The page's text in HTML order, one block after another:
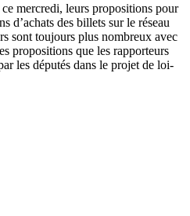
mercredi, leurs propositions pour
d’achats des billets sur le réseau
sont toujours plus nombreux avec
propositions que les rapporteurs
les députés dans le projet de loi-